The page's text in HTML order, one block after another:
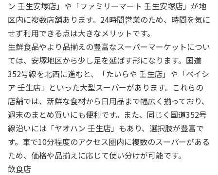
ン 壬生安塚店」や「ファミリーマート 壬生安塚店」が地
区内に複数店舗あります。24時間営業のため、時間を気に
せず利用できる点は大きなメリットです。
生鮮食品やより品揃えの豊富なスーパーマーケットについ
ては、安塚地区から少し足を延ばす形になります。国道
352号線を北西に進むと、「たいらや 壬生店」や「ベイシ
ア 壬生店」といった大型スーパーがあります。これらの
店舗では、新鮮な食材から日用品まで幅広く揃っており、
週末のまとめ買いにも便利です。また、同じく国道352号
線沿いには「ヤオハン 壬生店」もあり、選択肢が豊富で
す。車で10分程度のアクセス圏内に複数のスーパーがある
ため、価格や品揃えに応じて使い分けが可能です。
飲食店